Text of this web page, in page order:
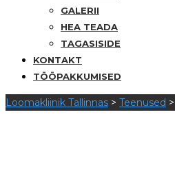
GALERII
HEA TEADA
TAGASISIDE
KONTAKT
TÖÖPAKKUMISED
Loomakliinik Tallinnas > Teenused >